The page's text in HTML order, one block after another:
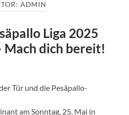
ADMIN
Liga 2025
Mach dich bereit!
Tür und die Pesäpallo-
am Sonntag, 25. Mai in